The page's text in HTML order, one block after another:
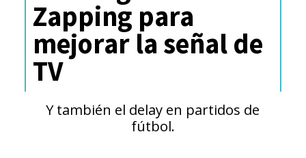
Zapping para
mejorar la señal de
TV
Y también el delay en partidos de
fútbol.